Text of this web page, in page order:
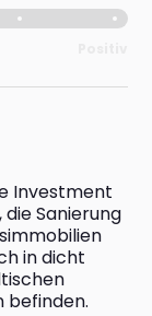
Investment
Sanierung
in dicht
befinden.